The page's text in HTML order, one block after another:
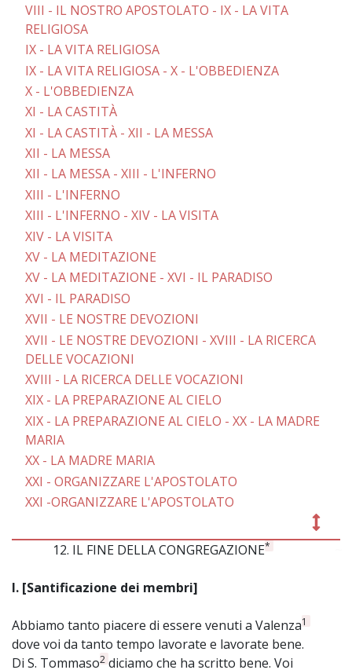
VIII - IL NOSTRO APOSTOLATO - IX - LA VITA
RELIGIOSA
IX - LA VITA RELIGIOSA
IX - LA VITA RELIGIOSA - X - L'OBBEDIENZA
X - L'OBBEDIENZA
XI - LA CASTITÀ
XI - LA CASTITÀ - XII - LA MESSA
XII - LA MESSA
XII - LA MESSA - XIII - L'INFERNO
XIII - L'INFERNO
XIII - L'INFERNO - XIV - LA VISITA
XIV - LA VISITA
XV - LA MEDITAZIONE
XV - LA MEDITAZIONE - XVI - IL PARADISO
XVI - IL PARADISO
XVII - LE NOSTRE DEVOZIONI
XVII - LE NOSTRE DEVOZIONI - XVIII - LA RICERCA
DELLE VOCAZIONI
XVIII - LA RICERCA DELLE VOCAZIONI
XIX - LA PREPARAZIONE AL CIELO
XIX - LA PREPARAZIONE AL CIELO - XX - LA MADRE
MARIA
XX - LA MADRE MARIA
XXI - ORGANIZZARE L'APOSTOLATO
XXI -ORGANIZZARE L'APOSTOLATO
12. IL FINE DELLA CONGREGAZIONE*
I. [Santificazione dei membri]
Abbiamo tanto piacere di essere venuti a Valenza1
dove voi da tanto tempo lavorate e lavorate bene.
Di S. Tommaso2 diciamo che ha scritto bene. Voi